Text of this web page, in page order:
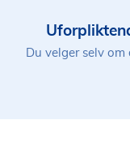
Du velger selv